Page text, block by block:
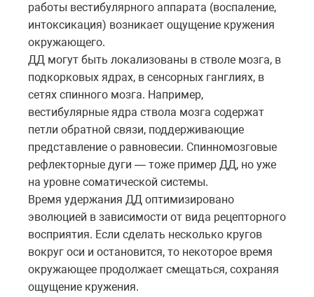
работы вестибулярного аппарата (воспаление,
интоксикация) возникает ощущение кружения
окружающего.
ДД могут быть локализованы в стволе мозга, в
подкорковых ядрах, в сенсорных ганглиях, в
сетях спинного мозга. Например,
вестибулярные ядра ствола мозга содержат
петли обратной связи, поддерживающие
представление о равновесии. Спинномозговые
рефлекторные дуги — тоже пример ДД, но уже
на уровне соматической системы.
Время удержания ДД оптимизировано
эволюцией в зависимости от вида рецепторного
восприятия. Если сделать несколько кругов
вокруг оси и остановится, то некоторое время
окружающее продолжает смещаться, сохраняя
ощущение кружения.